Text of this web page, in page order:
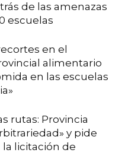
de las amenazas
escuelas
en el
alimentario
en las escuelas
rutas: Provincia
y pide
licitación de